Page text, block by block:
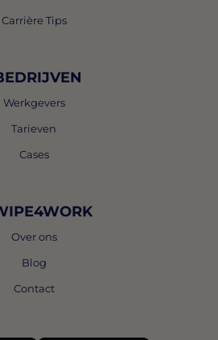
Carrière Tips
Werkgevers
Tarieven
Cases
Over ons
Blog
Contact